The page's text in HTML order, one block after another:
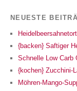
NEUESTE
{backen} Saftiger
Schnelle Low Carb
{kochen} Zucchini-
Möhren-Mango-